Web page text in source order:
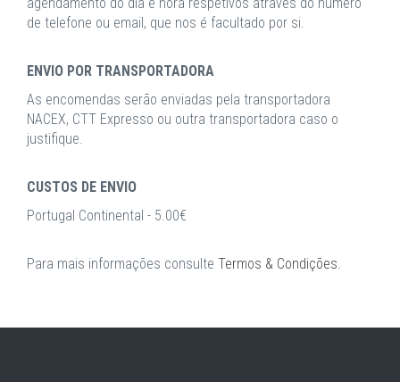
de telefone ou email, que nos é facultado por si.
ENVIO POR TRANSPORTADORA
As encomendas serão enviadas pela transportadora
NACEX, CTT Expresso ou outra transportadora caso o
justifique.
CUSTOS DE ENVIO
Portugal Continental - 5.00€
Para mais informações consulte Termos & Condições.